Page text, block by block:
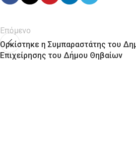
Επόμενο
Ορκίστηκε η Συμπαραστάτης του
Επιχείρησης του Δήμου Θηβαίων